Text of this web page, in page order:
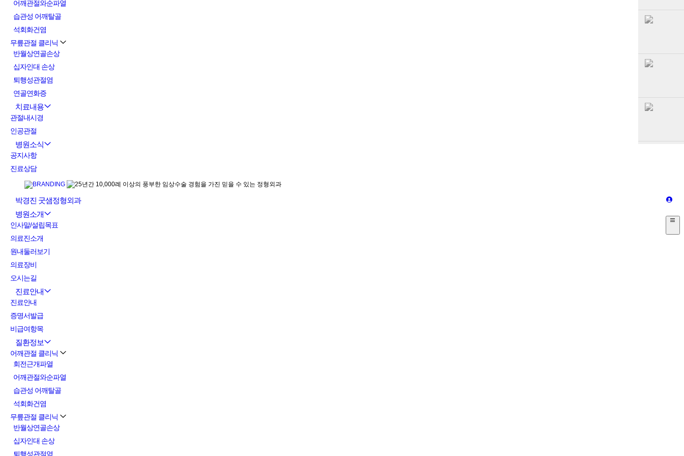
어깨관절와순파열
습관성 어깨탈골
석회화건염
무릎관절 클리닉
반월상연골손상
십자인대 손상
퇴행성관절염
연골연화증
치료내용
관절내시경
인공관절
병원소식
공지사항
진료상담
박경진 굿샘정형외과
병원소개
인사말/설립목표
의료진소개
원내둘러보기
의료장비
오시는길
진료안내
진료안내
증명서발급
비급여항목
질환정보
어깨관절 클리닉
회전근개파열
어깨관절와순파열
습관성 어깨탈골
석회화건염
무릎관절 클리닉
반월상연골손상
십자인대 손상
퇴행성관절염